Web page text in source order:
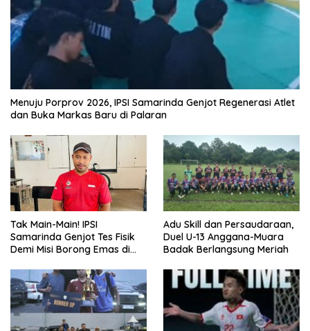
Menuju Porprov 2026, IPSI Samarinda Genjot Regenerasi Atlet
dan Buka Markas Baru di Palaran
Tak Main-Main! IPSI
Samarinda Genjot Tes Fisik
Demi Misi Borong Emas di
Adu Skill dan Persaudaraan,
Duel U-13 Anggana-Muara
Badak Berlangsung Meriah